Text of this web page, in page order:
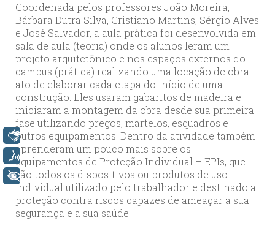
Coordenada pelos professores João Moreira,
Bárbara Dutra Silva, Cristiano Martins, Sérgio Alves
e José Salvador, a aula prática foi desenvolvida em
sala de aula (teoria) onde os alunos leram um
projeto arquitetônico e nos espaços externos do
campus (prática) realizando uma locação de obra:
ato de elaborar cada etapa do início de uma
construção. Eles usaram gabaritos de madeira e
iniciaram a montagem da obra desde sua primeira
fase utilizando pregos, martelos, esquadros e
outros equipamentos. Dentro da atividade também
aprenderam um pouco mais sobre os
equipamentos de Proteção Individual – EPIs, que
são todos os dispositivos ou produtos de uso
individual utilizado pelo trabalhador e destinado a
proteção contra riscos capazes de ameaçar a sua
segurança e a sua saúde.
Libras
Voz
+ Acessibilidade